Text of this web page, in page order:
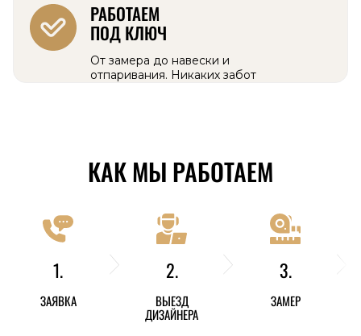
РАБОТАЕМ
ПОД КЛЮЧ
От замера до навески и
отпаривания. Никаких забот
КАК МЫ РАБОТАЕМ
1.
ЗАЯВКА
2.
ВЫЕЗД
ДИЗАЙНЕРА
3.
ЗАМЕР